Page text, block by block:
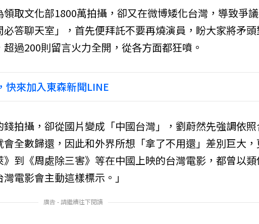
取文化部1800萬拍攝，卻又在微博矮化台灣，導致爭
答聊天室」，首先便拜託不要再燒演員，盼大家將矛
過200則留言火力全開，從各方面都狂噴。
快來加入東森新聞LINE
拍攝，卻從國片變成「中國台灣」，劉蔚然先強調依
全數歸還，因此和外界所想「拿了不用還」差別巨大
到《周處除三害》等在中國上映的台灣電影，都曾以
電影會主動這樣標示。」
廣告 - 請繼續往下閱讀